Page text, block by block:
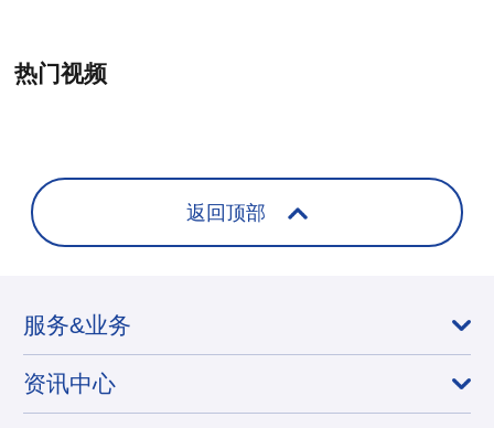
热门视频
返回顶部
服务&业务
资讯中心